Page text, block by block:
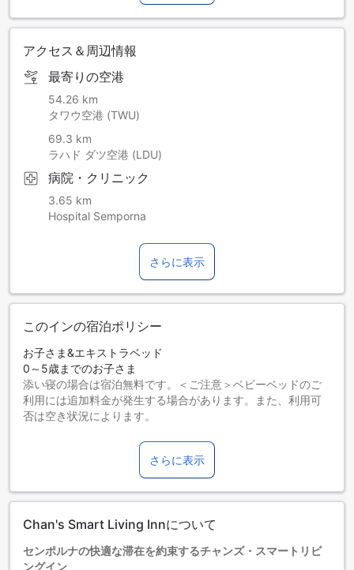
アクセス＆周辺情報
最寄りの空港
54.26 km
タワウ空港 (TWU)
69.3 km
ラハド ダツ空港 (LDU)
病院・クリニック
3.65 km
Hospital Semporna
さらに表示
このインの宿泊ポリシー
お子さま&エキストラベッド
0～5歳までのお子さま
添い寝の場合は宿泊無料です。＜ご注意＞ベビーベッドのご
利用には追加料金が発生する場合があります。また、利用可
否は空き状況によります。
添い寝の場合は宿泊無料です。
14歳以上の宿泊者は大人とみなされます。
エキストラベッドの追加可否は、ルームタイプにより異なり
ます。各ルームタイプ欄の記載をお確かめください。ルーム
ていない場合は、エキストラベッドの追加はできません。
【ご注意】6部屋以上をご予約の場合は、異なるご予約条件や
追加料金が適用されることがありますのでご了承ください。
さらに表示
Chan's Smart Living Innについて
センポルナの快適な滞在を約束するチャンズ・スマートリビ
ングイン